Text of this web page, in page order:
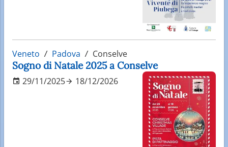
Veneto Padova Conselve
Sogno di Natale 2025 a Conselve
29/11/2025 18/12/2026